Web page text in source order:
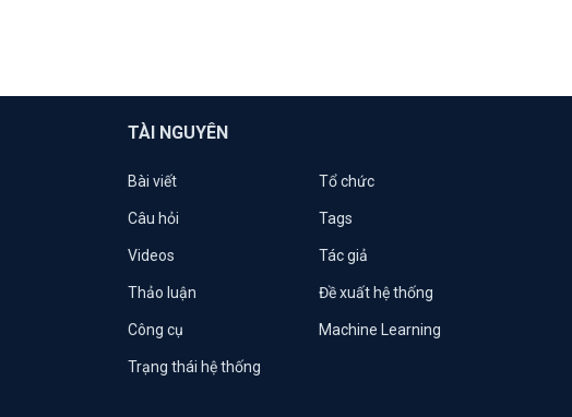
TÀI NGUYÊN
Bài viết Tổ chức
Câu hỏi Tags
Videos Tác giả
Thảo luận Đề xuất hệ thống
Công cụ Machine Learning
Trạng thái hệ thống